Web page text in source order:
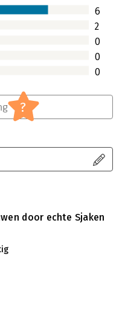
6
2
0
0
0
?
door echte Sjaken